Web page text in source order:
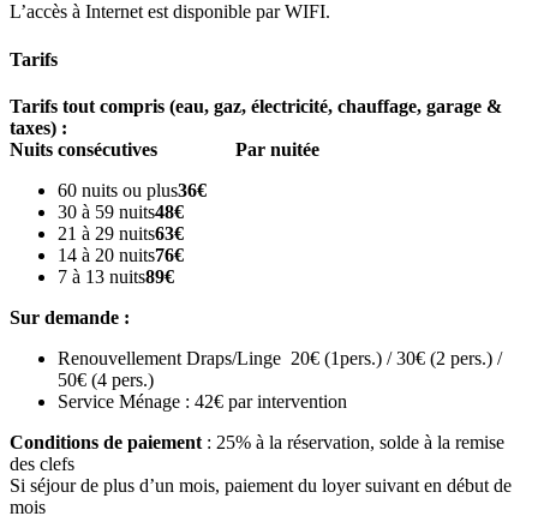
L’accès à Internet est disponible par WIFI.
Tarifs
Tarifs tout compris (eau, gaz, électricité, chauffage, garage &
taxes) :
Nuits consécutives
Par nuitée
60 nuits ou plus36€
30 à 59 nuits48€
21 à 29 nuits63€
14 à 20 nuits76€
7 à 13 nuits89€
Sur demande :
Renouvellement Draps/Linge 20€ (1pers.) / 30€ (2 pers.) /
50€ (4 pers.)
Service Ménage : 42€ par intervention
Conditions de paiement : 25% à la réservation, solde à la remise
des clefs
Si séjour de plus d’un mois, paiement du loyer suivant en début de
mois